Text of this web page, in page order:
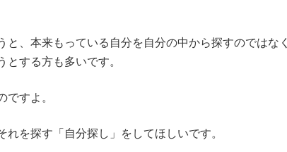
と、本来もっている自分を自分の中から探すのではなく
する方も多いです。
ですよ。
れを探す「自分探し」をしてほしいです。